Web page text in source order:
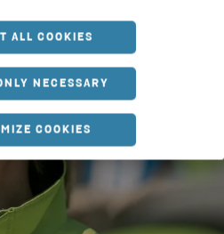
ALL COOKIES
NECESSARY
COOKIES